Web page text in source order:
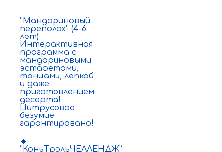
🔹
“Мандариновый
переполох” (4-6
лет)
Интерактивная
программа с
мандариновыми
эстафетами,
танцами, лепкой
и даже
приготовлением
десерта!
Цитрусовое
безумие
гарантировано!
🔹
“КоньТрольЧЕЛЛЕНДЖ”